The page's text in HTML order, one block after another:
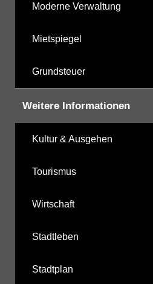
Moderne Verwaltung
Mietspiegel
Grundsteuer
Weitere Informationen
Kultur & Ausgehen
Tourismus
Wirtschaft
Stadtleben
Stadtplan